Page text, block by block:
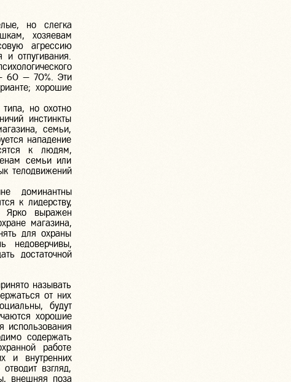
но слегка
хозяевам
агрессию
отпугивания.
— 60 — 70%. Эти
хорошие
но охотно
инстинкты
семьи,
нападение
к людям,
семьи или
телодвижений
доминантны
к лидерству,
Ярко выражен
магазина,
для охраны
недоверчивы,
достаточной
называть
от них
будут
хорошие
использования
содержать
работе
и внутренних
взгляд,
внешняя поза